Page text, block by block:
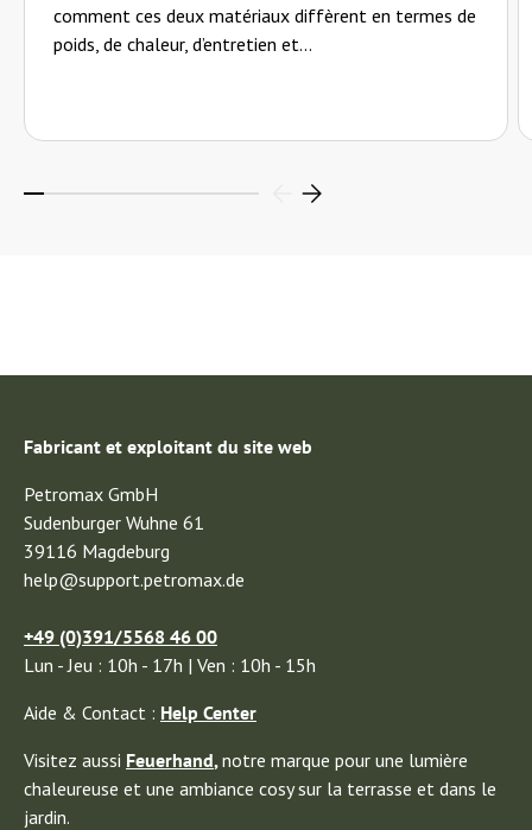
comment ces deux matériaux diffèrent en termes de
poids, de chaleur, d’entretien et...
Fabricant et exploitant du site web
Petromax GmbH
Sudenburger Wuhne 61
39116 Magdeburg
help@support.petromax.de
+49 (0)391/5568 46 00
Lun - Jeu : 10h - 17h | Ven : 10h - 15h
Aide & Contact : Help Center
Visitez aussi Feuerhand,notre marque pour une lumière
chaleureuse et une ambiance cosy sur la terrasse et dans le
jardin.